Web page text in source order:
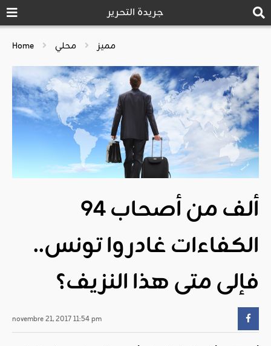
جريدة التحرير
Home مميز محلي
94 ألف من أصحاب
الكفاءات غادروا تونس..
فإلى متى هذا النزيف؟
novembre 21, 2017 11:54 pm